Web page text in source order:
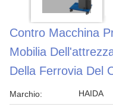
Contro Macchina
Mobilia
Della Ferrovia Del
Marchio: HAIDA